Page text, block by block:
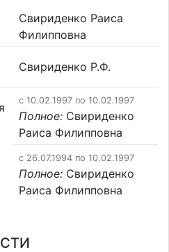
Свириденко Раиса
Филипповна
Свириденко Р.Ф.
c 10.02.1997 по 10.02.1997
Полное: Свириденко
Раиса Филипповна
c 26.07.1994 по 10.02.1997
Полное: Свириденко
Раиса Филипповна